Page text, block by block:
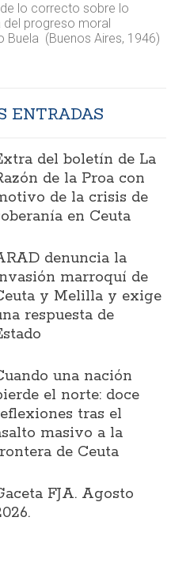
lo correcto sobre lo
del progreso moral
Buela (Buenos Aires, 1946)
ENTRADAS
del boletín de La
de la Proa con
de la crisis de
en Ceuta
denuncia la
marroquí de
y Melilla y exige
respuesta de
una nación
el norte: doce
tras el
masivo a la
de Ceuta
FJA. Agosto